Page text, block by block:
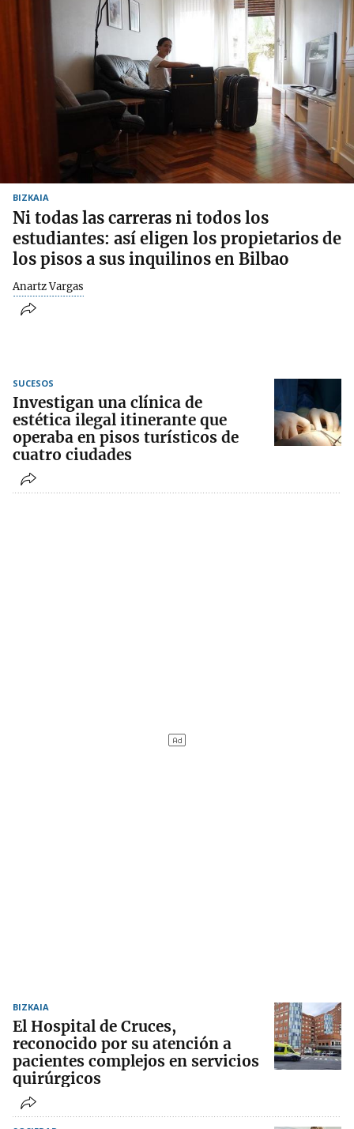
BIZKAIA
Ni todas las carreras ni todos los
estudiantes: así eligen los propietarios de
los pisos a sus inquilinos en Bilbao
Anartz Vargas
SUCESOS
Investigan una clínica de
estética ilegal itinerante que
operaba en pisos turísticos de
cuatro ciudades
BIZKAIA
El Hospital de Cruces,
reconocido por su atención a
pacientes complejos en servicios
quirúrgicos